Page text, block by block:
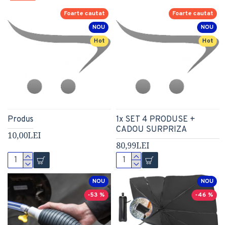
NOU
Hot
Foarte cautat
Produs
10,00LEI
NOU
Hot
Foarte cautat
1x SET 4 PRODUSE +
CADOU SURPRIZA
80,99LEI
NOU
-53 %
NOU
-46 %